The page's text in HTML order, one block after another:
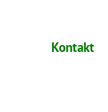
Kontakt